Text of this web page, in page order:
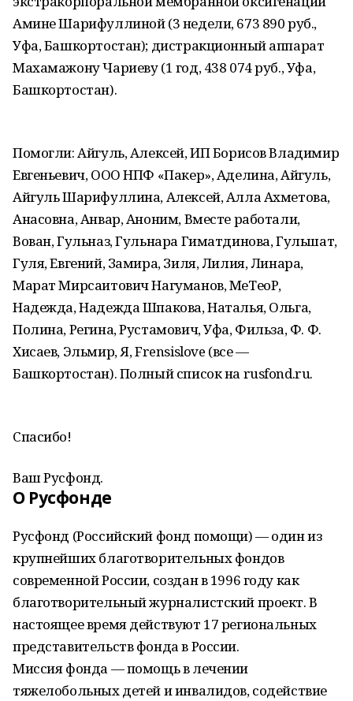
Амине Шарифуллиной (3 недели, 673 890 руб.,
Уфа, Башкортостан); дистракционный аппарат
Махамажону Чариеву (1 год, 438 074 руб., Уфа,
Башкортостан).
Помогли: Айгуль, Алексей, ИП Борисов Владимир
Евгеньевич, ООО НПФ «Пакер», Аделина, Айгуль,
Айгуль Шарифуллина, Алексей, Алла Ахметова,
Анасовна, Анвар, Аноним, Вместе работали,
Вован, Гульназ, Гульнара Гиматдинова, Гульшат,
Гуля, Евгений, Замира, Зиля, Лилия, Линара,
Марат Мирсаитович Нагуманов, МеТеоР,
Надежда, Надежда Шпакова, Наталья, Ольга,
Полина, Регина, Рустамович, Уфа, Фильза, Ф. Ф.
Хисаев, Эльмир, Я, Frensislove (все —
Башкортостан). Полный список на rusfond.ru.
Спасибо!
Ваш Русфонд.
О Русфонде
Русфонд (Российский фонд помощи) — один из
крупнейших благотворительных фондов
современной России, создан в 1996 году как
благотворительный журналистский проект. В
настоящее время действуют 17 региональных
представительств фонда в России.
Миссия фонда — помощь в лечении
тяжелобольных детей и инвалидов, содействие